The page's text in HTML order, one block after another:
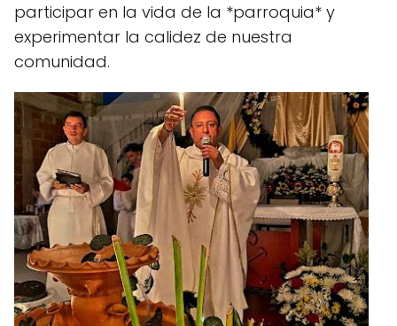
participar en la vida de la *parroquia* y
experimentar la calidez de nuestra
comunidad.